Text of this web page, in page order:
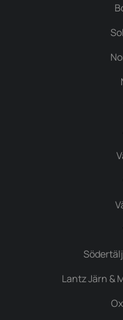
Lantz Järn &